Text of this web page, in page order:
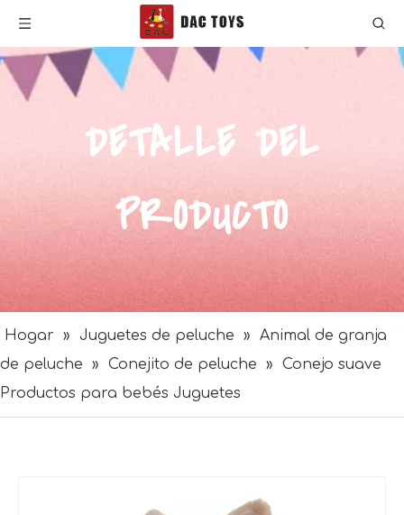
DETALLE DEL
PRODUCTO
Hogar » Juguetes de peluche »
Animal de granja
de peluche
» Conejito de peluche »
Conejo suave
Productos para bebés Juguetes